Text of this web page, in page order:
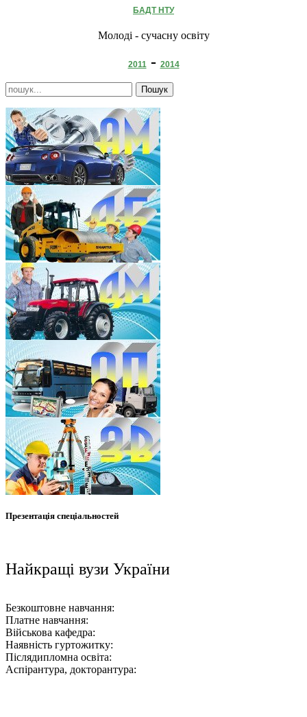
БАДТ НТУ
Молоді - сучасну освіту
2011- 2014
Презентація спеціальностей
Найкращі вузи України
Безкоштовне навчання:
Платне навчання:
Військова кафедра:
Наявність гуртожитку:
Післядипломна освіта:
Аспірантура, докторантура: